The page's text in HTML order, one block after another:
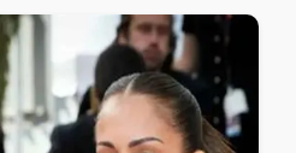
بتأشيرة